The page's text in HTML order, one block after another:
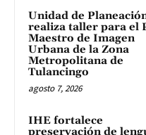
Unidad de
realiza taller para el
Maestro de Imagen
Urbana de la Zona
Metropolitana de
Tulancingo
agosto 7, 2026
IHE fortalece
preservación de